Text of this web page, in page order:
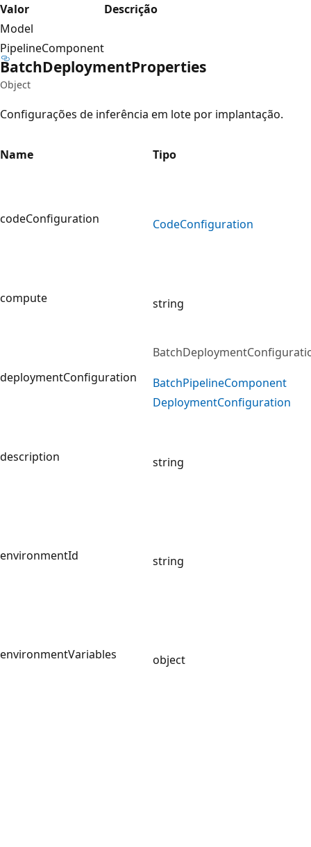
Valor
Descrição
Model
PipelineComponent
BatchDeploymentProperties
Object
Configurações de inferência em lote por implantação.
Name Tipo
codeConfiguration CodeConfiguration
compute string
deploymentConfiguration
BatchPipelineComponent
DeploymentConfiguration
description string
environmentId string
environmentVariables object